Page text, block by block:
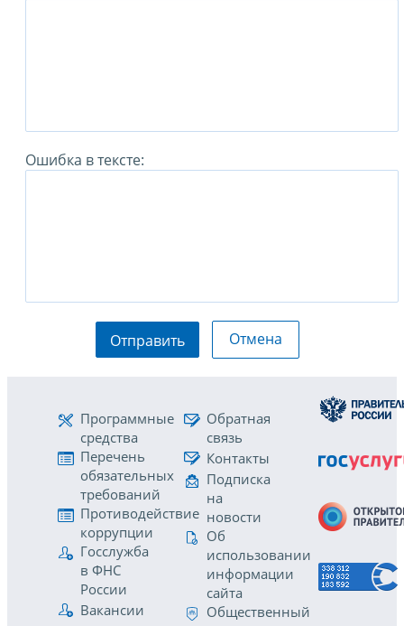
Ошибка в тексте:
Отправить Отмена
Программные
средства
Перечень
обязательных
требований
Противодействие
коррупции
Госслужба
в ФНС
России
Вакансии
Обратная
связь
Контакты
Подписка
на
новости
Об
использовании
информации
сайта
Общественный